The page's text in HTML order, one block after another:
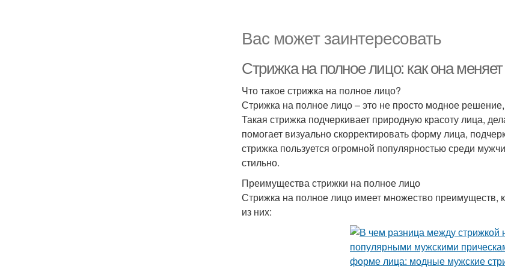
Вас может заинтересовать
Стрижка на полное лицо: как она
Что такое стрижка на полное лицо?
Стрижка на полное лицо – это не просто модное
Такая стрижка подчеркивает природную красоту лица,
помогает визуально скорректировать форму лица,
стрижка пользуется огромной популярностью среди
стильно.
Преимущества стрижки на полное лицо
Стрижка на полное лицо имеет множество преимуществ,
из них: